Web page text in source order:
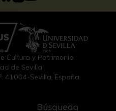
Cultura y Patrimonio
de Sevilla
41004-Sevilla, España.
Búsqueda